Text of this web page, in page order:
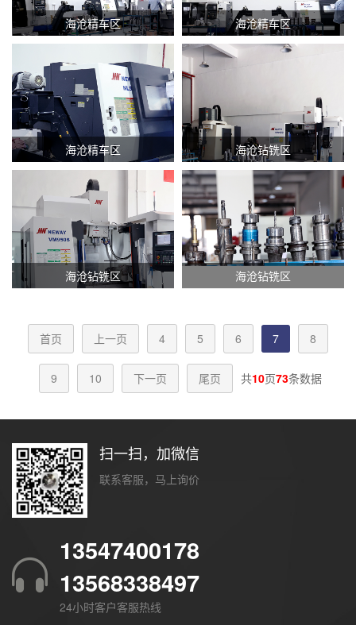
海沧精车区 海沧精车区
海沧精车区 海沧钻铣区
海沧钻铣区 海沧钻铣区
首页 上一页 4 5 6 7 8
9 10 下一页 尾页 共10页73条数据
扫一扫，加微信
联系客服，马上询价
13547400178
13568338497
24小时客户客服热线